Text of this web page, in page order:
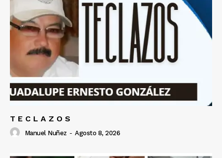
T E C L A Z O S
Manuel Nuñez - Agosto 8, 2026